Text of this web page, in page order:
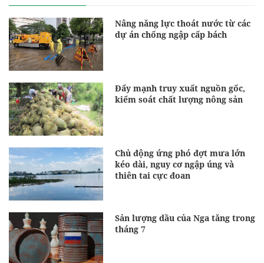
Nâng năng lực thoát nước từ các
dự án chống ngập cấp bách
Đẩy mạnh truy xuất nguồn gốc,
kiểm soát chất lượng nông sản
Chủ động ứng phó đợt mưa lớn
kéo dài, nguy cơ ngập úng và
thiên tai cực đoan
Sản lượng dầu của Nga tăng trong
tháng 7